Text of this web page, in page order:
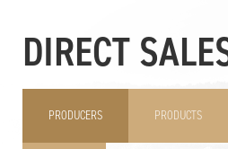
DIRECT
PRODUCERS PRODUCTS